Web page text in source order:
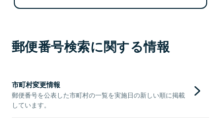
郵便番号検索に関する情報
市町村変更情報
郵便番号を公表した市町村の一覧を実施日の新しい順に掲載
しています。